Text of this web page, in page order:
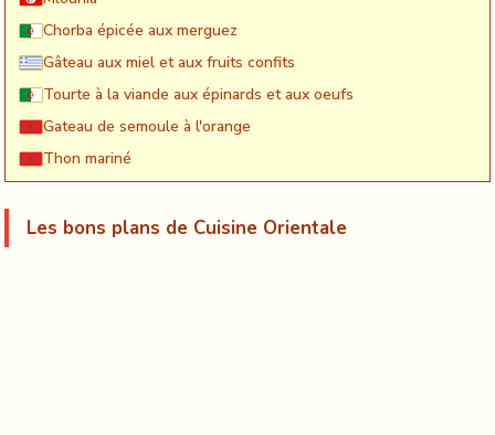
Chorba épicée aux merguez
Gâteau aux miel et aux fruits confits
Tourte à la viande aux épinards et aux oeufs
Gateau de semoule à l'orange
Thon mariné
Les bons plans de Cuisine Orientale